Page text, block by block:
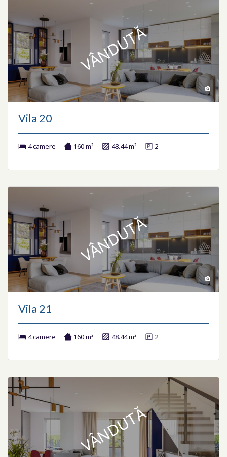
VÂNDUTĂ
Vila 20
4 camere 160 m² 48.44 m² 2
VÂNDUTĂ
Vila 21
4 camere 160 m² 48.44 m² 2
VÂNDUTĂ